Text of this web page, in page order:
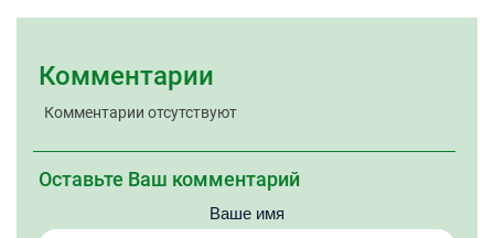
Комментарии
Комментарии отсутствуют
Оставьте Ваш комментарий
Ваше имя